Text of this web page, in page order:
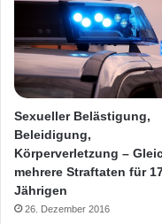
Sexueller Belästigung,
Beleidigung,
Körperverletzung –
mehrere Straftaten für
Jährigen
26. Dezember 2016